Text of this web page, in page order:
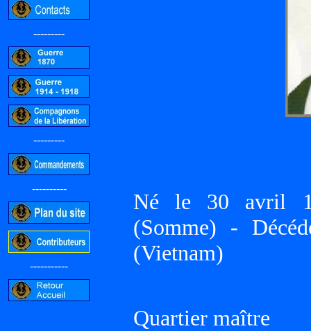
---------
---------
----------
-----------
Né le 30 avril
(Somme) -
(Vietnam)
Quartier maître